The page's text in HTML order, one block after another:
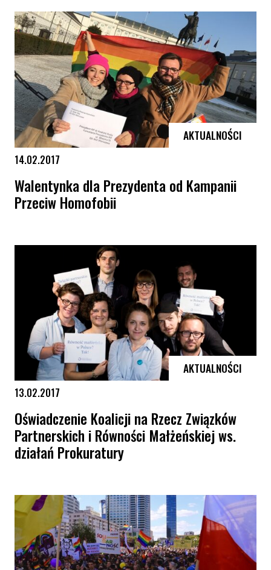
AKTUALNOŚCI
14.02.2017
Walentynka dla Prezydenta od Kampanii
Przeciw Homofobii
AKTUALNOŚCI
13.02.2017
Oświadczenie Koalicji na Rzecz Związków
Partnerskich i Równości Małżeńskiej ws.
działań Prokuratury